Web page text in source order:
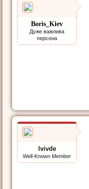
Boris_Kiev
Дуже важлива
персона
lvivde
Well-Known Member